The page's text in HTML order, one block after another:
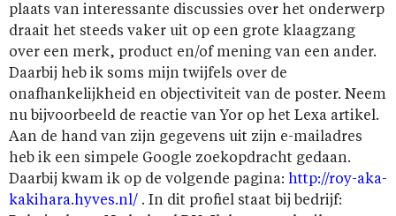
plaats van interessante discussies over het onderwerp
draait het steeds vaker uit op een grote klaagzang
over een merk, product en/of mening van een ander.
Daarbij heb ik soms mijn twijfels over de
onafhankelijkheid en objectiviteit van de poster. Neem
nu bijvoorbeeld de reactie van Yor op het Lexa artikel.
Aan de hand van zijn gegevens uit zijn e-mailadres
heb ik een simpele Google zoekopdracht gedaan.
Daarbij kwam ik op de volgende pagina: http://roy-aka-
kakihara.hyves.nl/ . In dit profiel staat bij bedrijf: